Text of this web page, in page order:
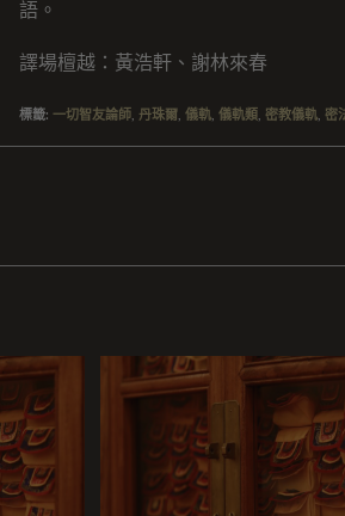
語。
譯場檀越：黃浩軒、謝林來春
標籤: 一切智友論師 丹珠爾, 儀軌, 儀軌類 密教儀軌, 密